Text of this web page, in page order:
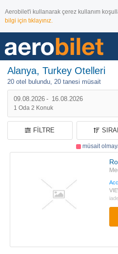
Aerobilet'i kullanarak çerez kullanım
bilgi için tıklayınız.
09.08.2026 - 16.08.2026
1 Oda 2 Konuk
Alanya, Turkey Otelleri
20 otel bulundu, 20 tanesi müsait
müsait
FILTRE